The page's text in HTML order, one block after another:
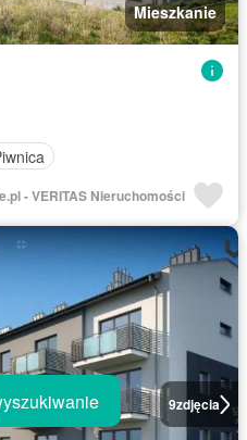
Mieszkanie
- VERITAS Nieruchomości
9zdjęcia